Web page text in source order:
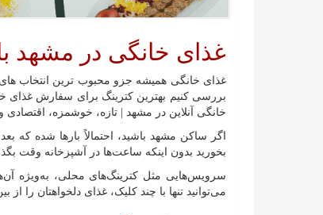
غذای خانگی در مشهد
غذای خانگی همیشه جزو محبوب ترین انتخاب های
بررسی کنیم بهترین کترینگ برای سفارش غذای
خانگی آنلاین در مشهد | تازه، خوشمزه، اقتصادی
اگر ساکن مشهد باشید، احتمالاً بارها شده که
بخورید بدون اینکه ساعت‌ها در آشپزخانه وقت
سرویس‌هایی مثل کترینگ‌های محلی، به‌ویژه
می‌توانید تنها با چند کلیک، غذای دلخواهتان را